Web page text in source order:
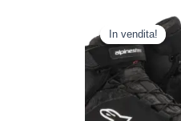
In vendita!
In vendita!
prezzo
originale
era:
189,95 €.